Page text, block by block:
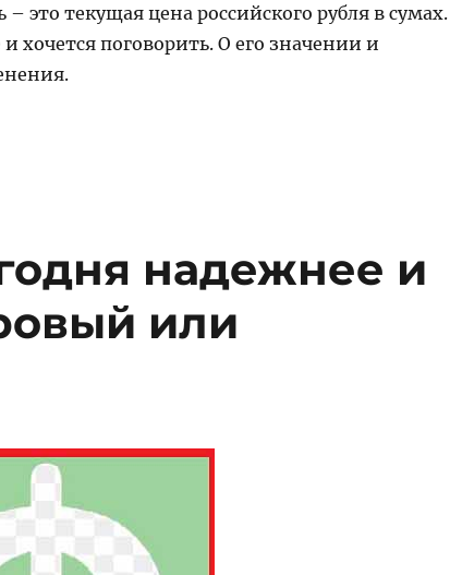
это текущая цена российского рубля в сумах.
хочется поговорить. О его значении и
Российского Рубля в Узбекских Сумах”
надежнее и
или